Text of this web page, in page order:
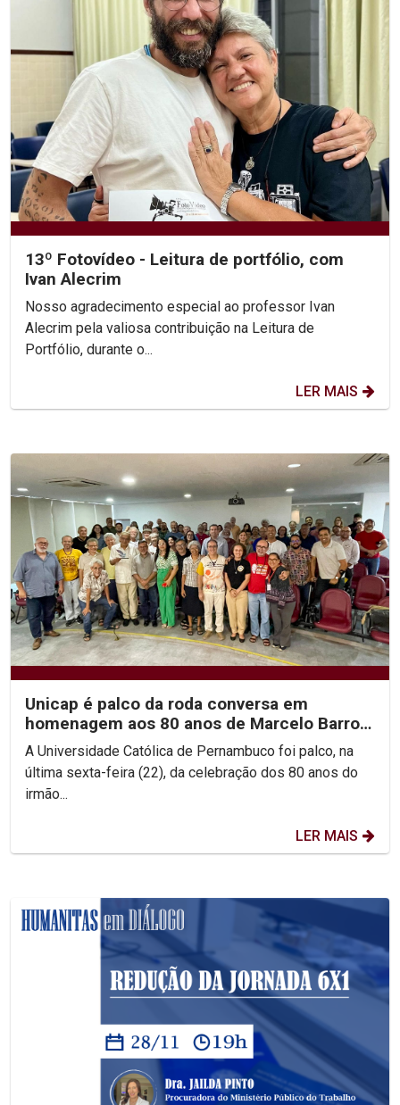
13º Fotovídeo - Leitura de portfólio, com
Ivan Alecrim
Nosso agradecimento especial ao professor Ivan
Alecrim pela valiosa contribuição na Leitura de
Portfólio, durante o...
LER MAIS
Unicap é palco da roda conversa em
homenagem aos 80 anos de Marcelo Barros
e às Teologias da...
A Universidade Católica de Pernambuco foi palco, na
última sexta-feira (22), da celebração dos 80 anos do
irmão...
LER MAIS